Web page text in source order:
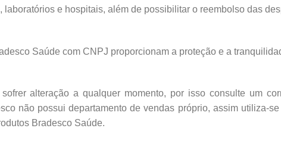
e hospitais, além de possibilitar o reembolso das
Saúde com CNPJ proporcionam a proteção e a
alteração a qualquer momento, por isso consulte um
não possui departamento de vendas próprio, assim utiliza-
Bradesco Saúde.